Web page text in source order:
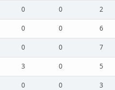
0 0
2
0 0
6
0 0
7
3 0
5
0 0
3